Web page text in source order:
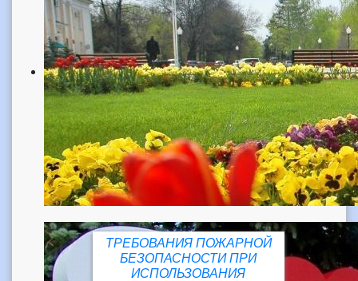
ТРЕБОВАНИЯ ПОЖАРНОЙ
БЕЗОПАСНОСТИ ПРИ
ИСПОЛЬЗОВАНИЯ